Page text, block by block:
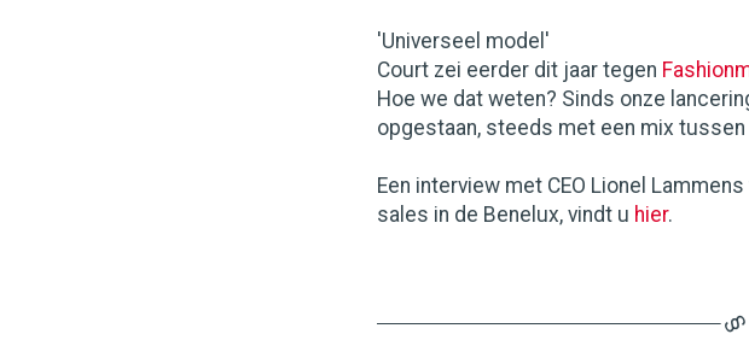
'Universeel model'
Court zei eerder dit jaar tegen
Hoe we dat weten? Sinds onze
opgestaan, steeds met een mix tussen
Een interview met CEO Lionel
sales in de Benelux, vindt u hier.